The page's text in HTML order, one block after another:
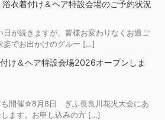
衣着付け＆ヘア特設会場のご予約状況
日が続きますが、皆様お変わりなくお過ご
姿でお出かけのグルー […]
け＆ヘア特設会場2026オープンしま
も開催☆8月8日 ぎふ長良川花火大会にあ
ます。お申し込みの方 […]